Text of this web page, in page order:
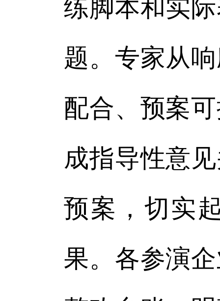
练脚本和实
题。专家从
配合、预案
成指导性意
预案，切实
果。各参演